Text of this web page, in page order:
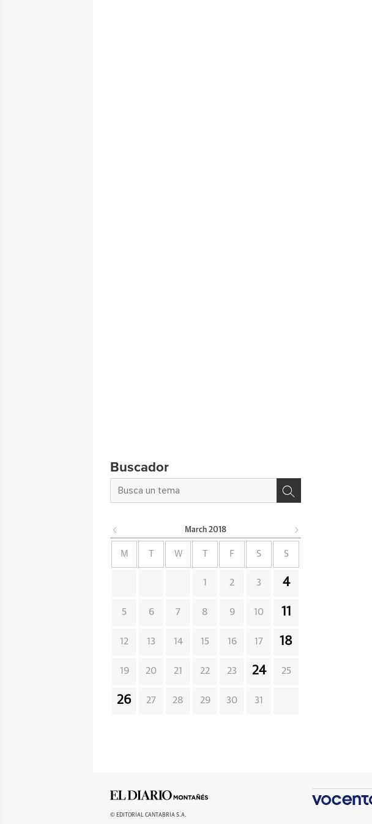
Buscador
March 2018
M W F S S
1 2 3 4
5 6 7 8 9 10 11
12 13 14 15 16 17 18
19 20 21 22 23 24 25
26 27 28 29 30 31
© EDITORIAL CANTABRIA S.A.